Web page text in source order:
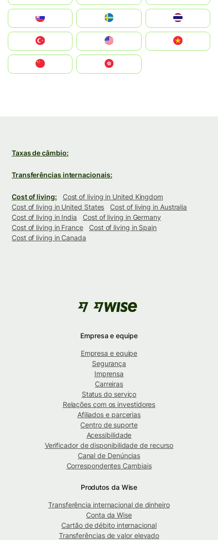
United States
中國香港特別行政區
Taxas de câmbio:
Transferências internacionais:
Cost of living:
Cost of living in United Kingdom
Cost of living in United States
Cost of living in Australia
Cost of living in India
Cost of living in Germany
Cost of living in France
Cost of living in Spain
Cost of living in Canada
Empresa e equipe
Empresa e equipe
Segurança
Imprensa
Carreiras
Status do serviço
Relações com os investidores
Afiliados e parcerias
Centro de suporte
Acessibilidade
Verificador de disponibilidade de recurso
Canal de Denúncias
Correspondentes Cambiais
Produtos da Wise
Transferência internacional de dinheiro
Conta da Wise
Cartão de débito internacional
Transferências de valor elevado